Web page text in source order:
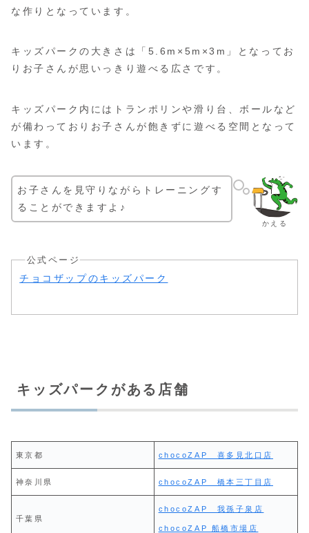
な作りとなっています。
キッズパークの大きさは「5.6m×5m×3m」となってお
りお子さんが思いっきり遊べる広さです。
キッズパーク内にはトランポリンや滑り台、ボールなど
が備わっておりお子さんが飽きずに遊べる空間となって
います。
かえる
お子さんを見守りながらトレーニングす
ることができますよ♪
公式ページ
チョコザップのキッズパーク
キッズパークがある店舗
東京都 chocoZAP 喜多見北口店
神奈川県 chocoZAP 橋本三丁目店
千葉県
chocoZAP 我孫子泉店
chocoZAP 船橋市場店